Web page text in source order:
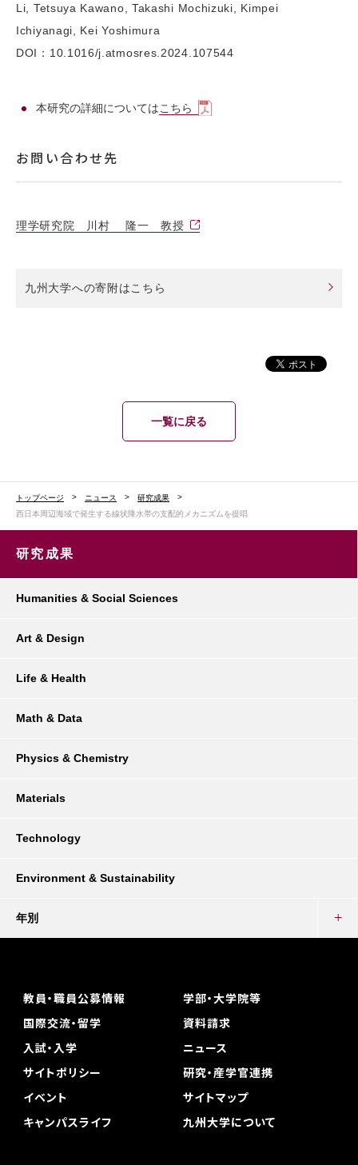
Li, Tetsuya Kawano, Takashi Mochizuki, Kimpei
Ichiyanagi, Kei Yoshimura
DOI：10.1016/j.atmosres.2024.107544
本研究の詳細についてはこちら
お問い合わせ先
理学研究院 川村 隆一 教授
九州大学への寄附はこちら
一覧に戻る
トップページ ニュース
研究成果
西日本周辺海域で発生する線状降水帯の支配的メカニズムを提唱
研究成果
Humanities & Social Sciences
Art & Design
Life & Health
Math & Data
Physics & Chemistry
Materials
Technology
Environment & Sustainability
年別
教員・職員公募情報
学部・大学院等
国際交流・留学
資料請求
入試・入学
ニュース
サイトポリシー
研究・産学官連携
イベント
サイトマップ
キャンパスライフ
九州大学について